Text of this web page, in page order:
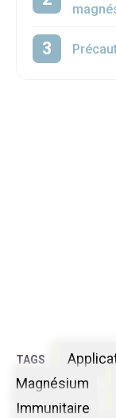
Étiquettes
Magnésium
Immunitaire